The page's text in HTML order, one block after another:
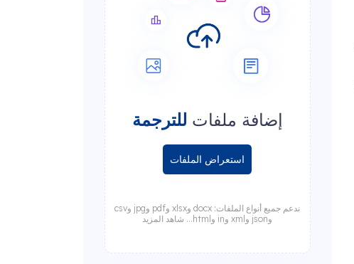
إضافة ملفات للترجمة
استعراض الملفات
ندعم جميع أنواع الملفات: docx وxlsx وpdf وjpg وcsv
وjson وxml وin وhtml... شاهد المزيد